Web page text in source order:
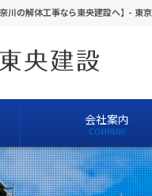
川の解体工事なら東央建設へ】 - 東
会社案内